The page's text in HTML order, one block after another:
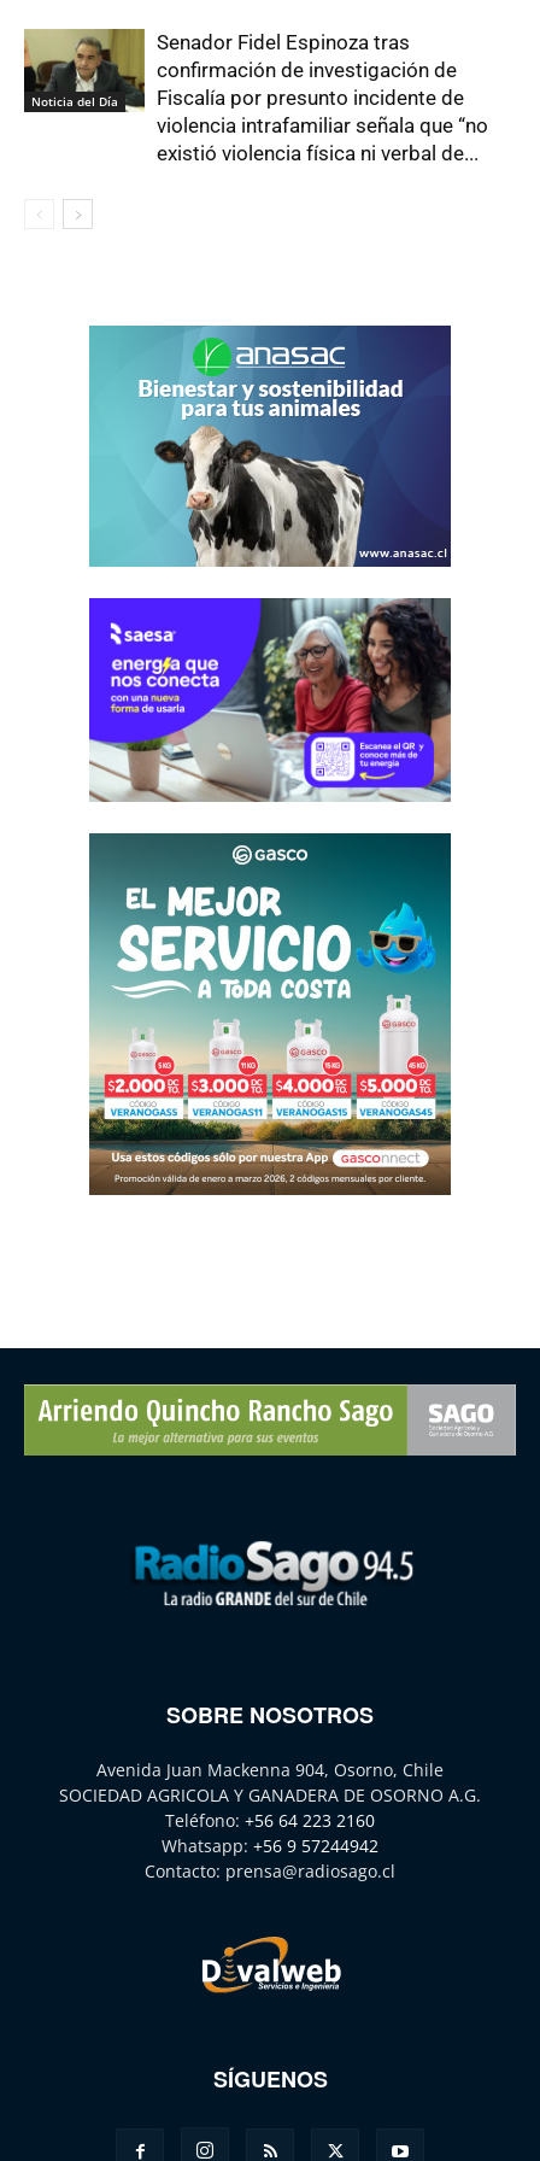
Noticia del Día
Senador Fidel Espinoza tras
confirmación de investigación de
Fiscalía por presunto incidente de
violencia intrafamiliar señala que “no
existió violencia física ni verbal de...
SOBRE NOSOTROS
Avenida Juan Mackenna 904, Osorno, Chile
SOCIEDAD AGRICOLA Y GANADERA DE OSORNO A.G.
Teléfono: +56 64 223 2160
Whatsapp: +56 9 57244942
Contacto: prensa@radiosago.cl
SÍGUENOS